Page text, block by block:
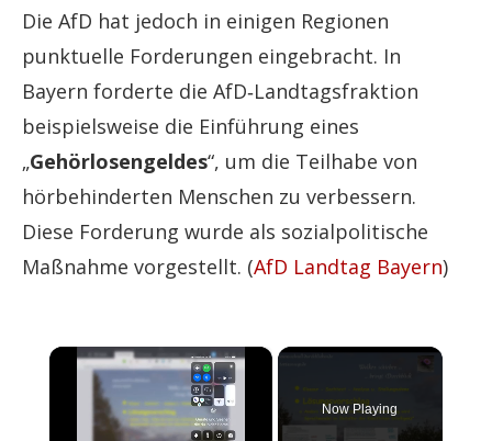
Die AfD hat jedoch in einigen Regionen
punktuelle Forderungen eingebracht. In
Bayern forderte die AfD‑Landtagsfraktion
beispielsweise die Einführung eines
„Gehörlosengeldes“, um die Teilhabe von
hörbehinderten Menschen zu verbessern.
Diese Forderung wurde als sozialpolitische
Maßnahme vorgestellt. (AfD Landtag Bayern)
×
Now Playing